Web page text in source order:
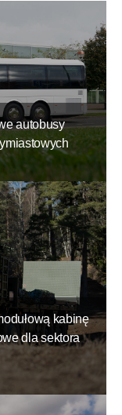
autobusy
kabinę
dla sektora